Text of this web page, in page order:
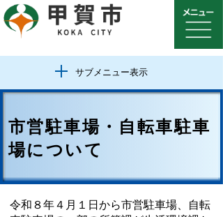
サブメニュー表示
市営駐車場・自転車駐車
場について
令和８年４月１日から市営駐車場、自転